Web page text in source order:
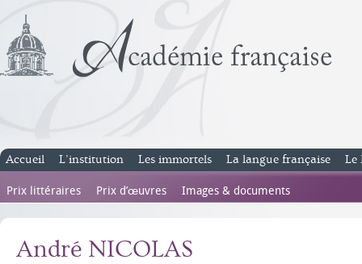
Accueil L’institution Les immortels La langue française Le
Prix littéraires Prix d’œuvres Images & documents
André NICOLAS